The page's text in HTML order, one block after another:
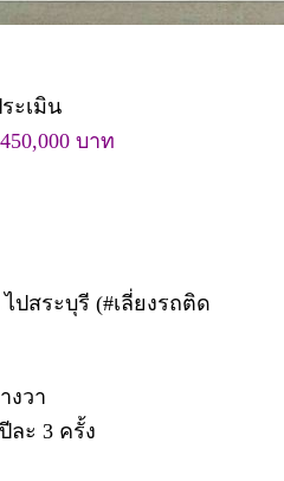
ะเมิน
บาท
สระบุรี (#เลี่ยงรถติด
งวา
ละ 3 ครั้ง